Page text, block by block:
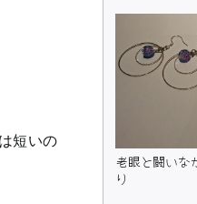
短いの
老眼と闘いな
り